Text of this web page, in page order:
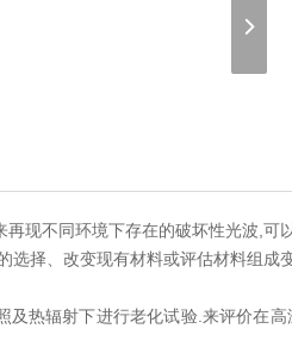
现不同环境下存在的破坏性光波,
选择、改变现有材料或评估材料组
及热辐射下进行老化试验.来评价在